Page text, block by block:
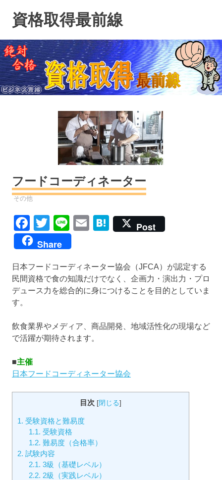
ン
ツ
へ
ス
キ
資格取得最前線
フードコーディネーター
資格
その他
Facebook
Twitter
LineEmailHatena
Post
Share
日本フードコーディネーター協会（JFCA）が認定する
民間資格で食の知識だけでなく、企画力・演出力・プロ
デュース力を総合的に身につけることを目的としていま
す。
飲食業界やメディア、商品開発、地域活性化の現場など
で活躍が期待されます。
■主催
日本フードコーディネーター協会
目次 [閉じる]
1. 受験資格と難易度
1.1. 受験資格
1.2. 難易度（合格率）
2. 試験内容
2.1. 3級（基礎レベル）
2.2. 2級（実践レベル）